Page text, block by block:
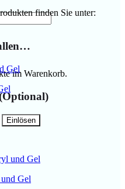
im Warenkorb.
finden Sie unter:
Gel